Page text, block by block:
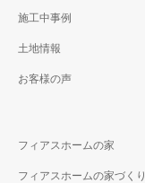
施工中事例
土地情報
お客様の声
フィアスホームの家
フィアスホームの家づくり